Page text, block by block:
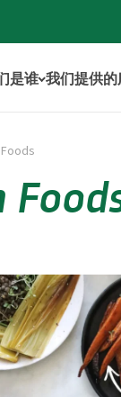
是谁 我们提供的